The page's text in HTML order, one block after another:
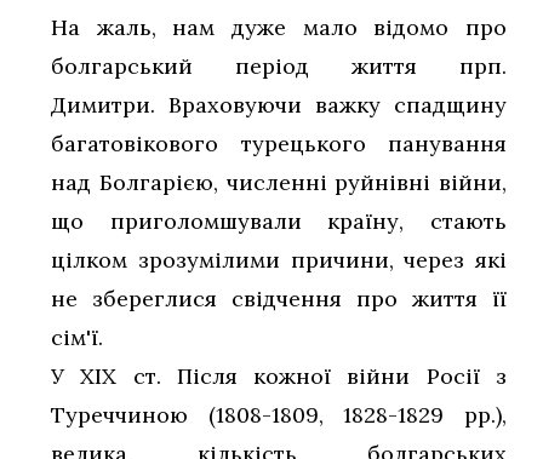
На жаль, нам дуже мало відомо про
болгарський період життя прп.
Димитри. Враховуючи важку спадщину
багатовікового турецького панування
над Болгарією, численні руйнівні війни,
що приголомшували країну, стають
цілком зрозумілими причини, через які
не збереглися свідчення про життя її
сім'ї.
У ХІХ ст. Після кожної війни Росії з
Туреччиною (1808-1809, 1828-1829 рр.),